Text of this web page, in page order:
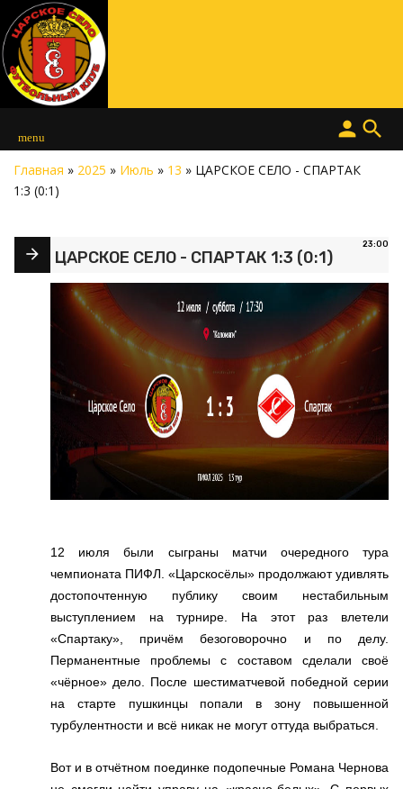
menu search
person
Главная » 2025 » Июль » 13 » ЦАРСКОЕ СЕЛО - СПАРТАК
1:3 (0:1)
23:00
ЦАРСКОЕ СЕЛО - СПАРТАК 1:3 (0:1)
12 июля были сыграны матчи очередного тура
чемпионата ПИФЛ. «Царскосёлы» продолжают удивлять
достопочтенную публику своим нестабильным
выступлением на турнире. На этот раз влетели
«Спартаку», причём безоговорочно и по делу.
Перманентные проблемы с составом сделали своё
«чёрное» дело. После шестиматчевой победной серии
на старте пушкинцы попали в зону повышенной
турбулентности и всё никак не могут оттуда выбраться.
Вот и в отчётном поединке подопечные Романа Чернова